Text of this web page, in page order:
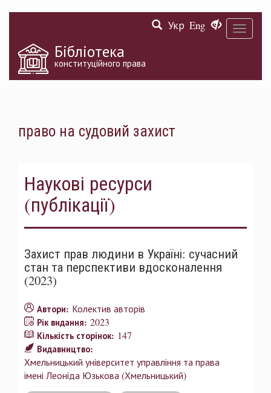
Toggle
Укр Eng
Бібліотека
конституційного права
право на судовий захист
Наукові ресурси
(публікації)
Захист прав людини в Україні: сучасний
стан та перспективи вдосконалення
(2023)
Автори: Колектив авторів
Рік видання: 2023
Кількість сторінок: 147
Видавництво:
Хмельницький університет управління та права
імені Леоніда Юзькова (Хмельницький)